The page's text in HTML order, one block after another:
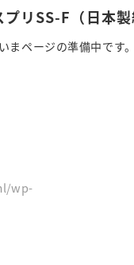
wp-
プリSS-F（日本製
まページの準備中です